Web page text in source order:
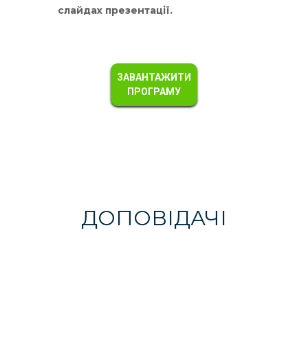
слайдах презентації.
ЗАВАНТАЖИТИ
ПРОГРАМУ
ДОПОВІДАЧІ